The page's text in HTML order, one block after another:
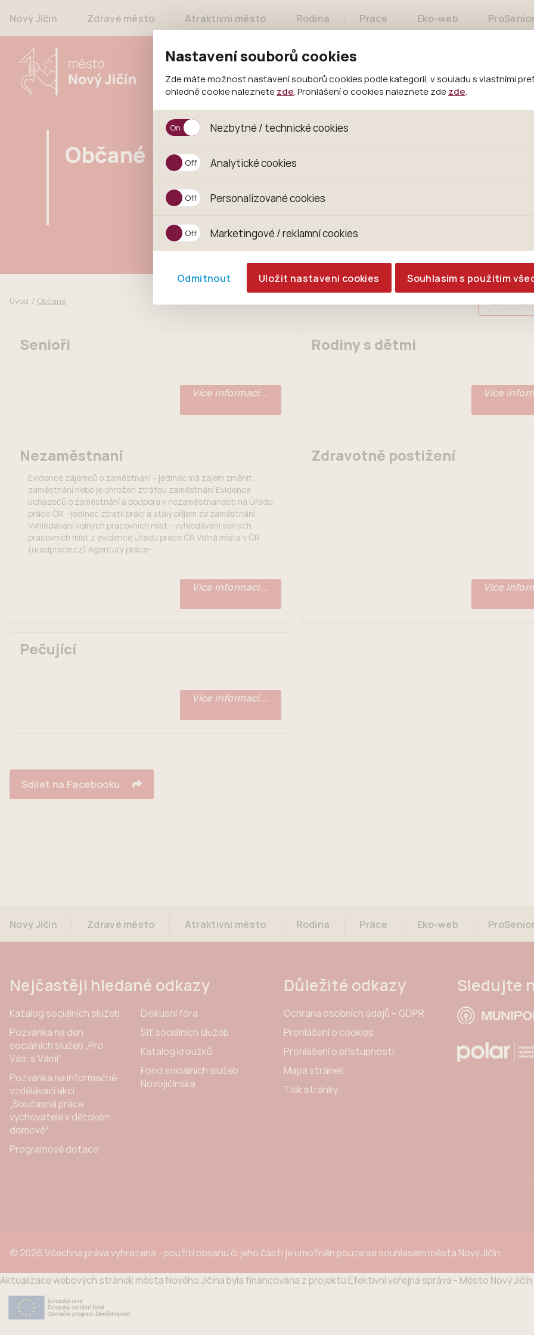
Nastavení souborů cookies
Zde máte možnost nastavení souborů cookies podle kategorií, v souladu s vlastními
ohledně cookie naleznete zde. Prohlášení o cookies naleznete zde zde.
Nezbytné / technické cookies
Jedná se o technické soubory, které jsou nezbytné ke správnému chování našich
jejich funkcí. Používají se mimo jiné k ukládání produktů v nákupním košíku, ovládání
Analytické cookies
Analytické cookies shromažďujeme skriptem společnosti Google Inc., která
anonymizuje. Po anonymizaci se již nejedná o osobní údaje, protože
Personalizované cookies
Personalizované cookies jsou využívány k přizpůsobení našeho webu vašim potřebám
zajišťuje lepší nákupní zkušenosti. Díky nim můžeme nabídku přímo přizpůsobit
pomůže vyhnout se nevhodným doporučením produktů či jiným nedůležitým
Marketingové / reklamní cookies
Odmítnout
Uložit nastavení cookies Souhlasím s použitím
Nový Jičín Zdravé město Atraktivní město Rodina Práce Eko-web
Sociální služby Občané Bydlení
Občané
Úvod Občané Číst
Senioři
Více informací...
Rodiny s dětmi
Více
Nezaměstnaní
Evidence zájemců o zaměstnání – jedinec má zájem změnit
zaměstnání nebo je ohrožen ztrátou zaměstnání Evidence
uchazečů o zaměstnání a podpora v nezaměstnanosti na Úřadu
práce ČR –jedinec ztratil práci a stálý příjem ze zaměstnání
Vyhledávání volných pracovních míst – vyhledávání volných
pracovních míst z evidence Úřadu práce ČR Volná místa v ČR
(uradprace.cz) Agentury práce-...
Více informací...
Zdravotně postižení
Více
Pečující
Více informací...
Sdílet na Facebooku
Nový Jičín Zdravé město Atraktivní město Rodina Práce Eko-web
Nejčastěji hledané odkazy
Katalog sociálních služeb
Pozvánka na den
sociálních služeb „Pro
Vás, s Vámi“
Pozvánka na informačně
vzdělávací akci
„Současná práce
vychovatele v dětském
domově“
Programové dotace
Diskusní fóra
Síť sociálních služeb
Katalog kroužků
Fond sociálních služeb
Novojičínska
Důležité odkazy
Ochrana osobních údajů – GDPR
Prohlášení o cookies
Prohlášení o přístupnosti
Mapa stránek
Tisk stránky
Sledujte
© 2026 Všechna práva vyhrazena - použití obsahu či jeho části je umožněn pouze se souhlasem města Nový Jičín.
Aktualizace webových stránek města Nového Jičína byla financována z projektu Efektivní veřejná správa - Město Nový